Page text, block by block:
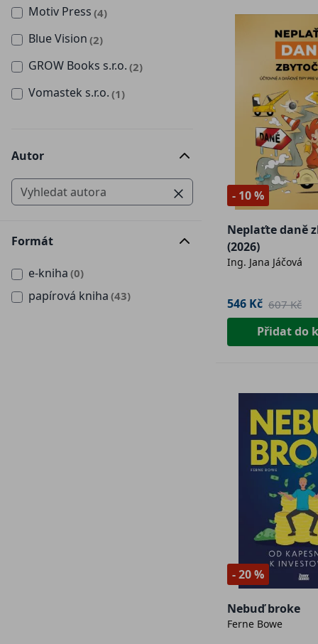
Motiv Press (4)
Blue Vision (2)
GROW Books s.r.o. (2)
Vomastek s.r.o. (1)
Autor
Formát
e-kniha (0)
papírová kniha (43)
- 10 %
Neplaťte daně
(2026)
Ing. Jana Jáčová
546 Kč 607 Kč
Přidat do
- 20 %
Nebuď broke
Ferne Bowe